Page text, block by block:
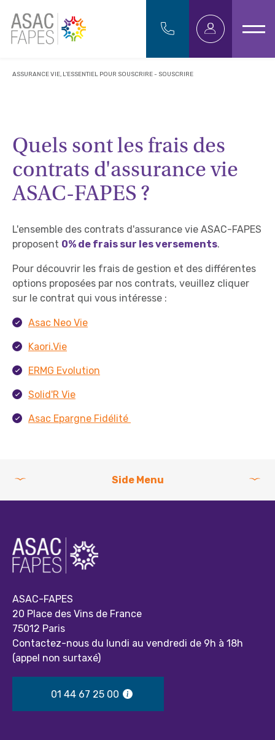
ASSURANCE VIE, L'ESSENTIEL POUR SOUSCRIRE - SOUSCRIRE
Quels sont les frais des
contrats d'assurance vie
ASAC-FAPES ?
L'ensemble des contrats d'assurance vie ASAC-FAPES
proposent 0% de frais sur les versements.
Pour découvrir les frais de gestion et des différentes
options proposées par nos contrats, veuillez cliquer
sur le contrat qui vous intéresse :
Asac Neo Vie
Kaori.Vie
ERMG Evolution
Solid'R Vie
Asac Epargne Fidélité
Side Menu
ASAC-FAPES
20 Place des Vins de France
75012 Paris
Contactez-nous du lundi au vendredi de 9h à 18h
(appel non surtaxé)
01 44 67 25 00